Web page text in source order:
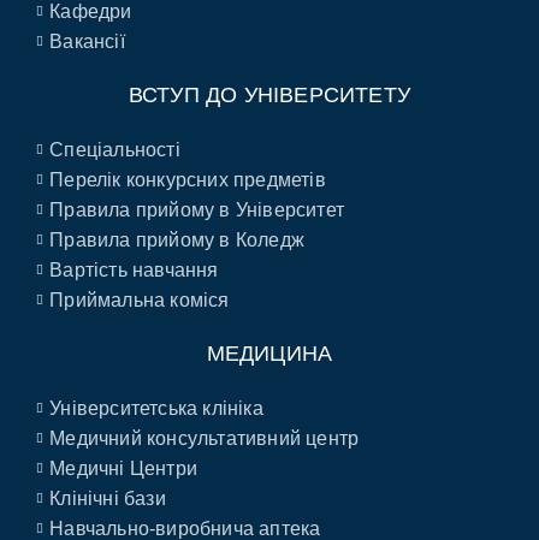
Кафедри
Вакансії
ВСТУП ДО УНІВЕРСИТЕТУ
Спеціальності
Перелік конкурсних предметів
Правила прийому в Університет
Правила прийому в Коледж
Вартість навчання
Приймальна коміся
МЕДИЦИНА
Університетська клініка
Медичний консультативний центр
Медичні Центри
Клінічні бази
Навчально-виробнича аптека